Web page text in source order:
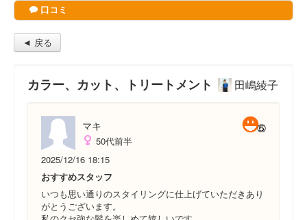
口コミ
◄ 戻る
カラー、カット、トリートメント 田嶋綾子
マキ
50代前半
2025/12/16 18:15
おすすめスタッフ
いつも思い通りのスタイリングに仕上げていただきあり
がとうございます。